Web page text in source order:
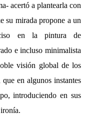
acertó a plantearla con
su mirada propone a un
en la pintura de
e incluso minimalista
visión global de los
en algunos instantes
introduciendo en sus